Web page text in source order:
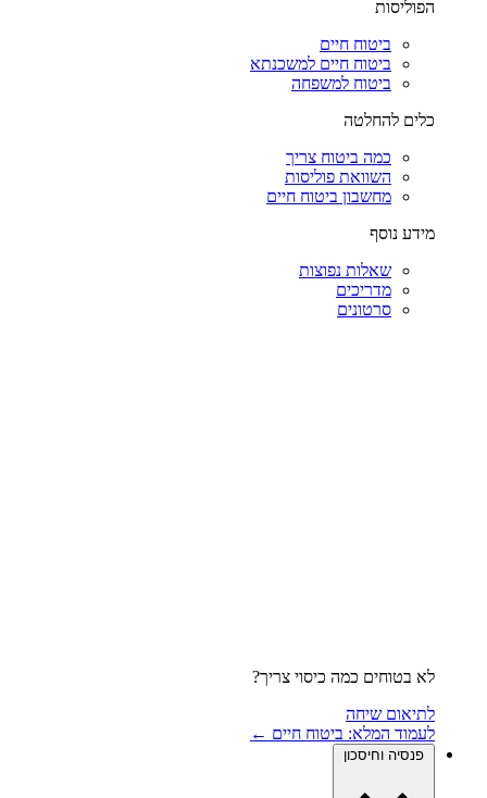
הפוליסות
ביטוח חיים
ביטוח חיים למשכנתא
ביטוח למשפחה
כלים להחלטה
כמה ביטוח צריך
השוואת פוליסות
מחשבון ביטוח חיים
מידע נוסף
שאלות נפוצות
מדריכים
סרטונים
לא בטוחים כמה כיסוי צריך?
לתיאום שיחה
לעמוד המלא: ביטוח חיים ←
פנסיה וחיסכון